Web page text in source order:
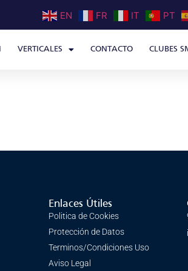
EN FR IT PT
VERTICALES CONTACTO CLUBES
Enlaces Útiles
Politica de Cookies
Protección de Datos
Terminos/Condiciones Uso
Aviso Legal